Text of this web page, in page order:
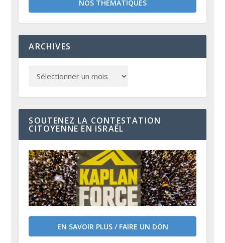
NOS THÉMATIQUES
ARCHIVES
SOUTENEZ LA CONTESTATION
CITOYENNE EN ISRAËL
EN SAVOIR PLUS / FAIRE UN DON